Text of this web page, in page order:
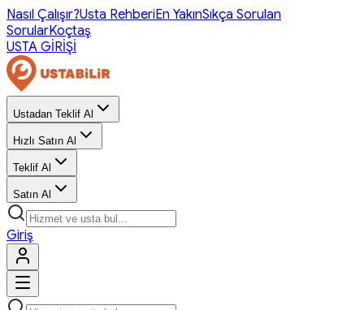
Nasıl Çalışır?Usta RehberiEn YakınSıkça Sorulan
SorularKoçtaş
USTA GİRİŞİ
Ustadan Teklif Al
Hızlı Satın Al
Teklif Al
Satın Al
Giriş